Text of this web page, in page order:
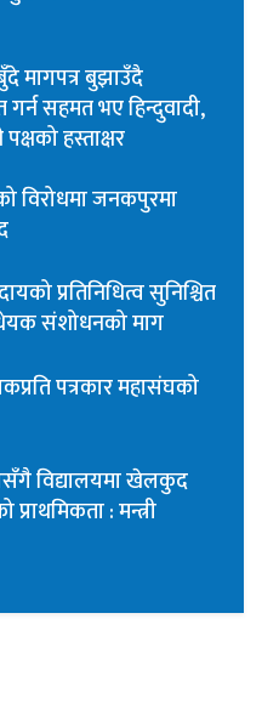
मागपत्र बुझाउँदै
सहमत भए हिन्दुवादी,
हस्ताक्षर
विरोधमा जनकपुरमा
प्रतिनिधित्व सुनिश्चित
संशोधनको माग
पत्रकार महासंघको
विद्यालयमा खेलकुद
: मन्त्री